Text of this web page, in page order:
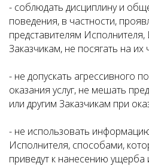
- соблюдать дисциплину и
поведения, в частности,
представителям
Заказчикам, не посягать на их
- не допускать агрессивного
оказания услуг, не мешать
или другим Заказчикам при
- не использовать
Исполнителя, способами,
приведут к нанесению